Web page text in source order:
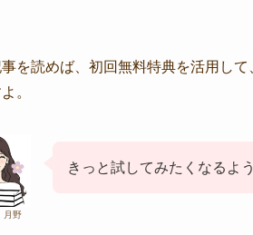
事を読めば、初回無料特典を活用し
。
野
きっと試してみたくなるよ